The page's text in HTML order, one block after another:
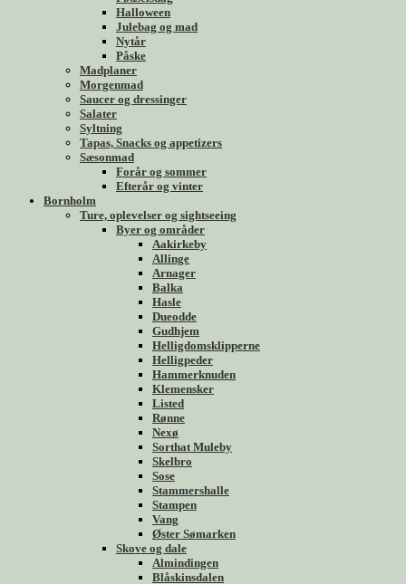
Halloween
Julebag og mad
Nytår
Påske
Madplaner
Morgenmad
Saucer og dressinger
Salater
Syltning
Tapas, Snacks og appetizers
Sæsonmad
Forår og sommer
Efterår og vinter
Bornholm
Ture, oplevelser og sightseeing
Byer og områder
Aakirkeby
Allinge
Arnager
Balka
Hasle
Dueodde
Gudhjem
Helligdomsklipperne
Helligpeder
Hammerknuden
Klemensker
Listed
Rønne
Nexø
Sorthat Muleby
Skelbro
Sose
Stammershalle
Stampen
Vang
Øster Sømarken
Skove og dale
Almindingen
Blåskinsdalen